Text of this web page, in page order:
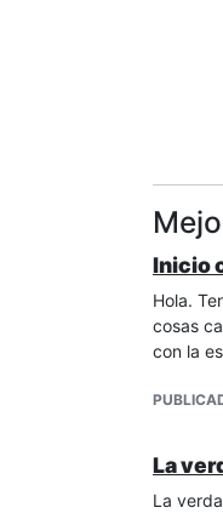
Inicio
Hola.
cosas
con la
La
La